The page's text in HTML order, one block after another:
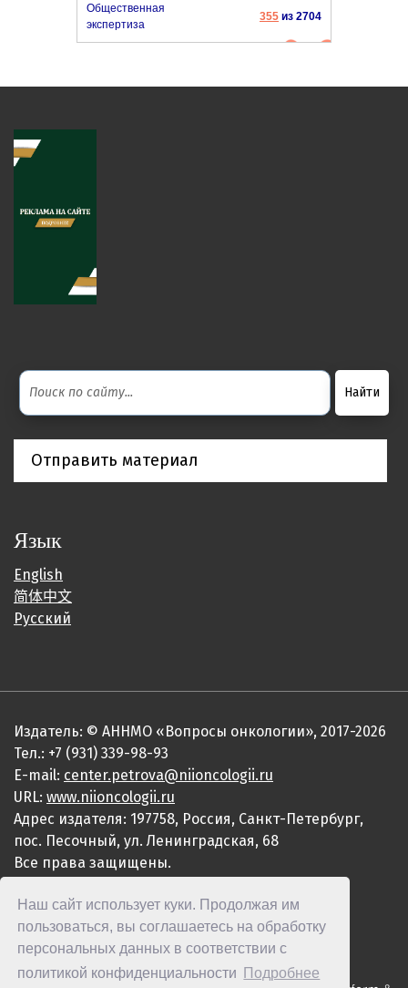
Наш сайт использует куки. Продолжая им
пользоваться, вы соглашаетесь на обработку
персональных данных в соответствии с
политикой конфиденциальности
Подробнее
Общественная
экспертиза
355из 2704
Отправить материал
Язык
English
简体中文
Русский
Издатель: © АННМО «Вопросы онкологии», 2017-2026
Тел.: +7 (931) 339-98-93
E-mail: center.petrova@niioncologii.ru
URL: www.niioncologii.ru
Адрес издателя: 197758, Россия, Санкт-Петербург,
пос. Песочный, ул. Ленинградская, 68
Все права защищены.
ISSN 2949-4915 (Online)